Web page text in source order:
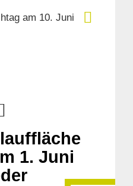
am 10. Juni
1. Juni